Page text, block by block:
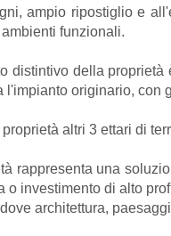
ampio ripostiglio e
funzionali.
distintivo della
l'impianto originario, con
altri 3 ettari di
rappresenta una
o investimento di alto
architettura,